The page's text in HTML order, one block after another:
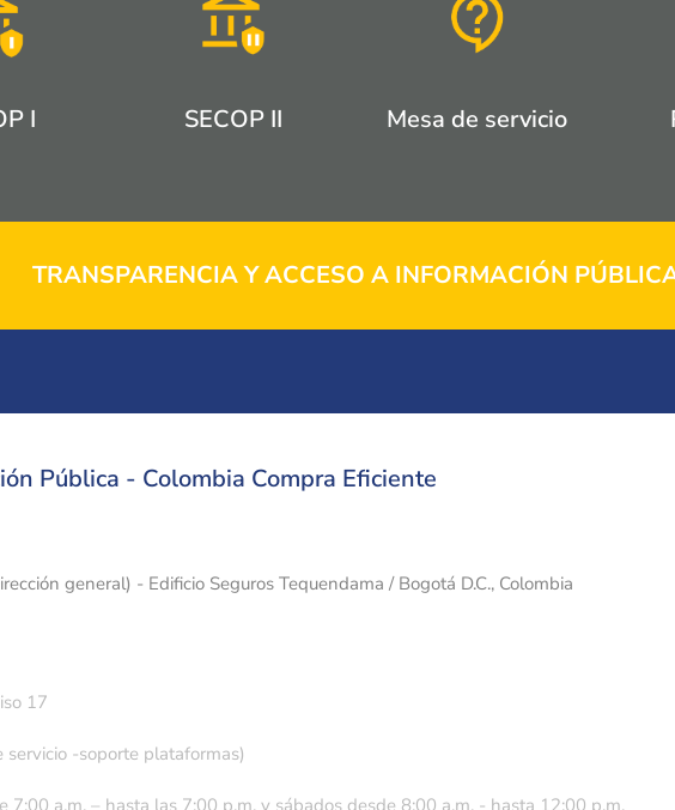
I SECOP II Mesa de servicio
TRANSPARENCIA Y ACCESO A INFORMACIÓN
Pública - Colombia Compra Eficiente
general) - Edificio Seguros Tequendama / Bogotá D.C., Colombia
17
-soporte plataformas)